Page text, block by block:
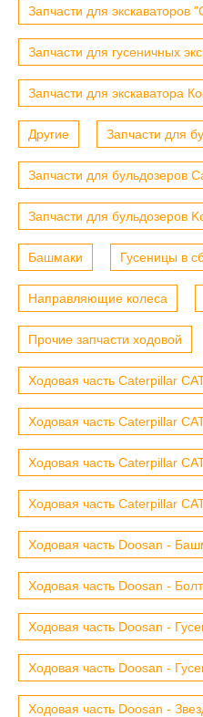
Запчасти для
Запчасти для гусеничных
Запчасти для экскаватора
Другие Запчасти для
Запчасти для бульдозеров
Запчасти для бульдозеров
Башмаки Гусеницы в
Направляющие колеса
Прочие запчасти ходовой
Ходовая часть Caterpillar
Ходовая часть Caterpillar
Ходовая часть Caterpillar
Ходовая часть Caterpillar
Ходовая часть Doosan -
Ходовая часть Doosan -
Ходовая часть Doosan -
Ходовая часть Doosan -
Ходовая часть Doosan -